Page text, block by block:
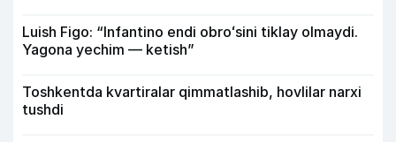
Luish Figo: “Infantino endi obroʻsini tiklay olmaydi.
Yagona yechim — ketish”
Toshkentda kvartiralar qimmatlashib, hovlilar narxi
tushdi